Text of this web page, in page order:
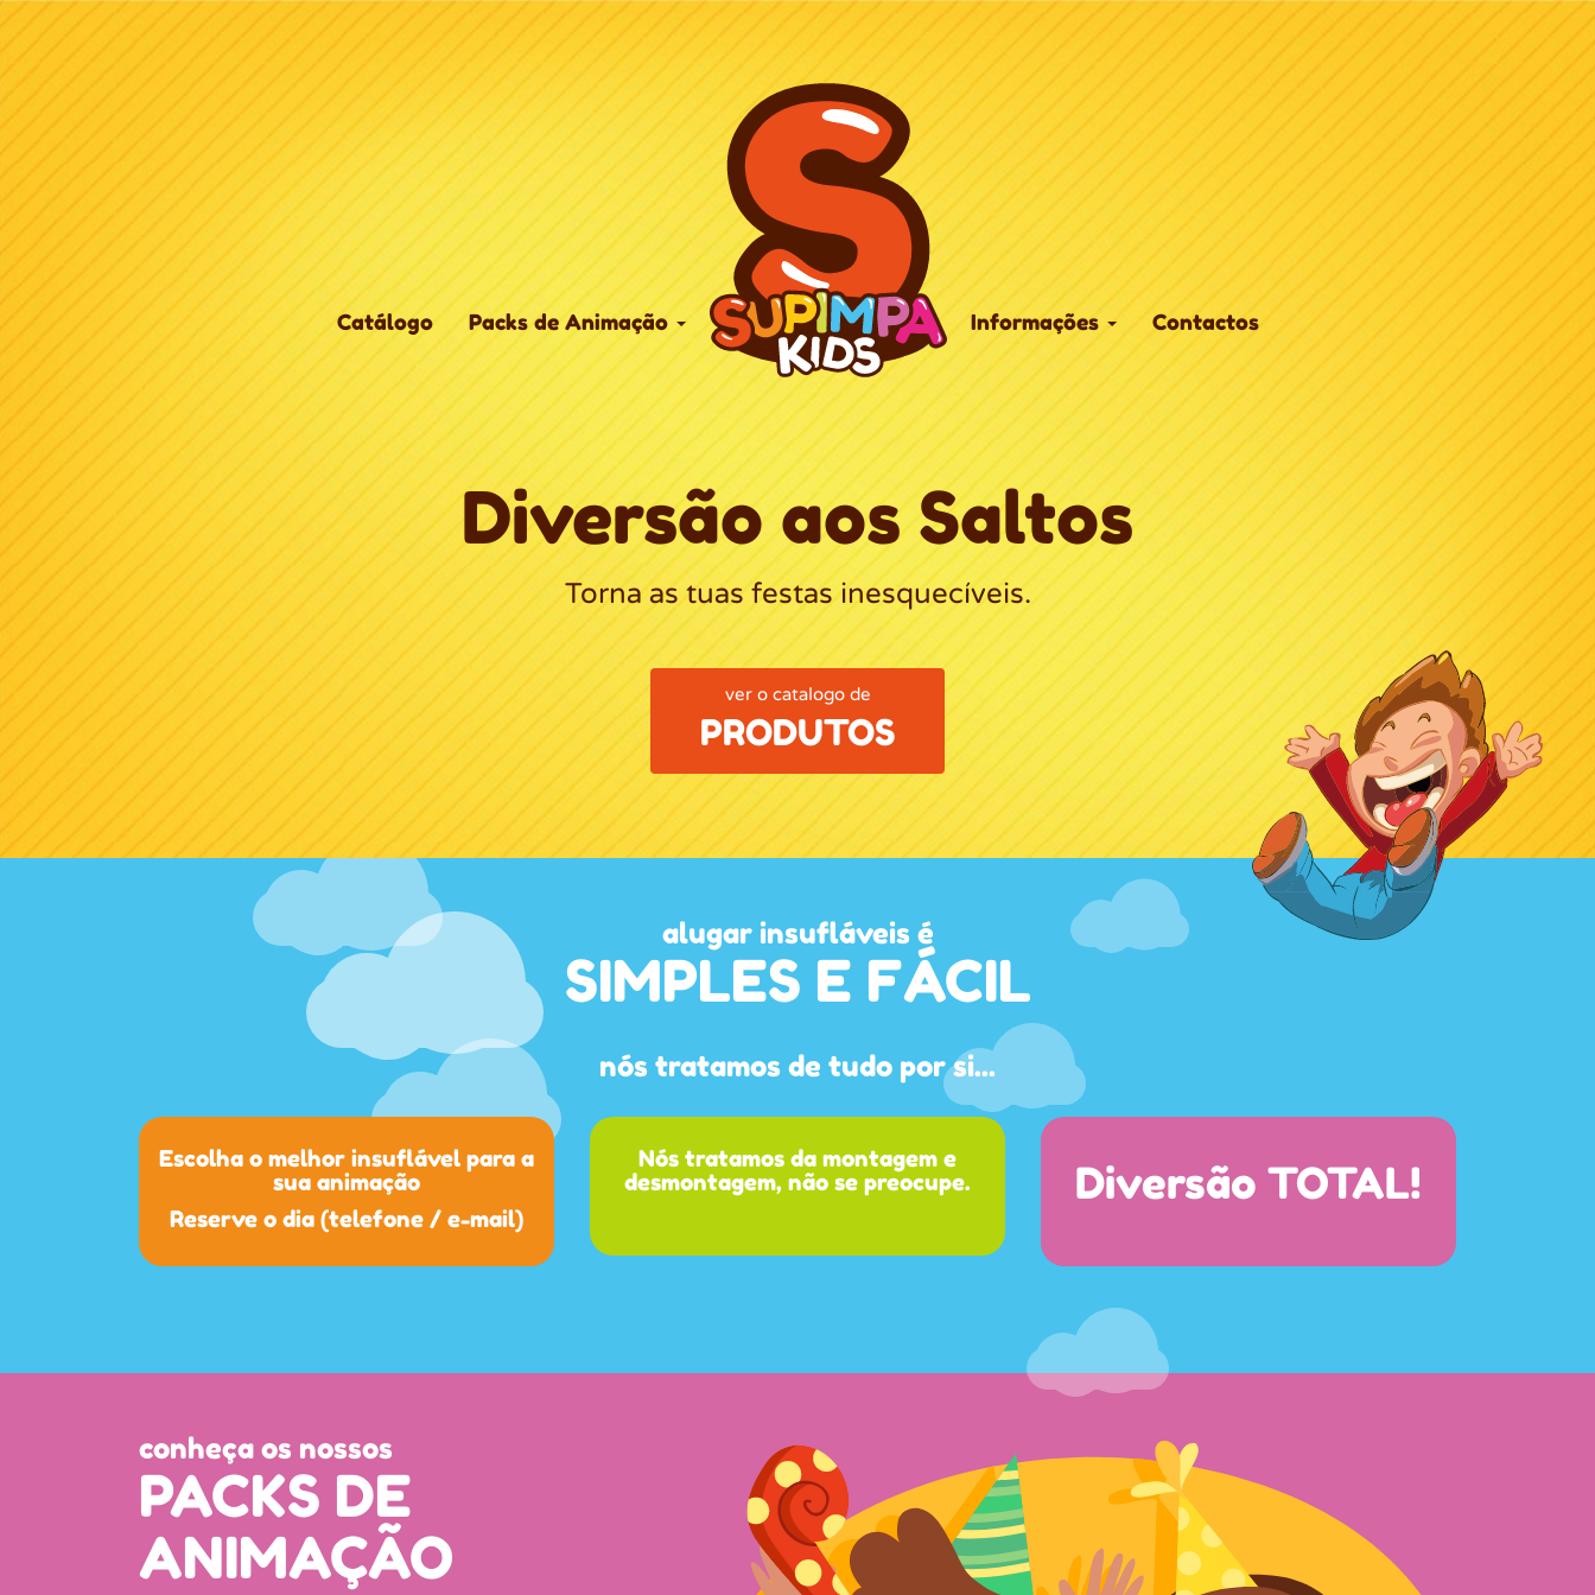
Catálogo Packs de Animação Informações Contactos
Diversão aos Saltos
Torna as tuas festas inesquecíveis.
ver o catalogo de
PRODUTOS
alugar insufláveis é
SIMPLES E FÁCIL
nós tratamos de tudo por si...
Escolha o melhor insuflável para a
sua animação
Reserve o dia (telefone / e-mail)
Nós tratamos da montagem e
desmontagem, não se preocupe.
Diversão TOTAL!
conheça os nossos
PACKS DE
ANIMAÇÃO